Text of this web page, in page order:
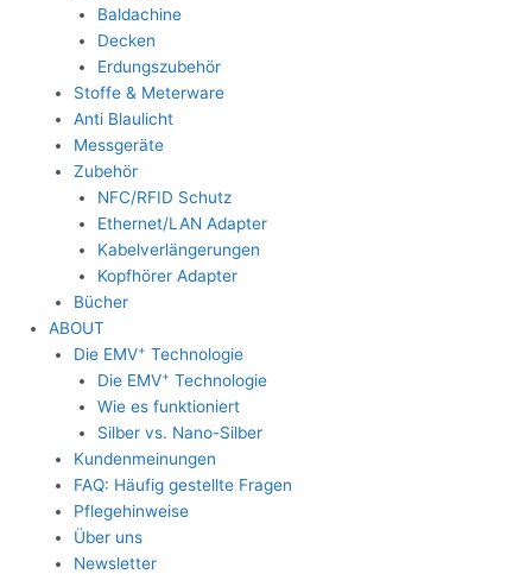
Baldachine
Decken
Erdungszubehör
Stoffe & Meterware
Anti Blaulicht
Messgeräte
Zubehör
NFC/RFID Schutz
Ethernet/LAN Adapter
Kabelverlängerungen
Kopfhörer Adapter
Bücher
ABOUT
Die EMV+ Technologie
Die EMV+ Technologie
Wie es funktioniert
Silber vs. Nano-Silber
Kundenmeinungen
FAQ: Häufig gestellte Fragen
Pflegehinweise
Über uns
Newsletter